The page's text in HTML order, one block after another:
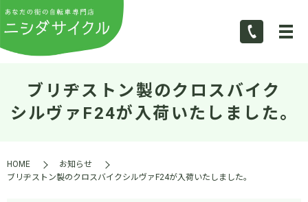
ブリヂストン製のクロスバイク
シルヴァF24が入荷いたしました。
HOME
お知らせ
ブリヂストン製のクロスバイクシルヴァF24が入荷いたしました。